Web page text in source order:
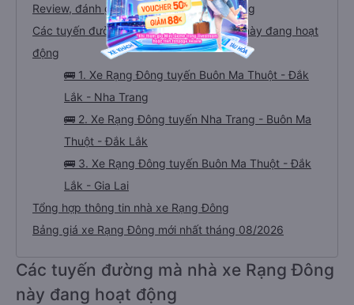
Review, đánh giá chất lượng xe Rạng Đông
Các tuyến đường mà nhà xe Rạng Đông này đang hoạt
động
🚌 1. Xe Rạng Đông tuyến Buôn Ma Thuột - Đắk
Lắk - Nha Trang
🚌 2. Xe Rạng Đông tuyến Nha Trang - Buôn Ma
Thuột - Đắk Lắk
🚌 3. Xe Rạng Đông tuyến Buôn Ma Thuột - Đắk
Lắk - Gia Lai
Tổng hợp thông tin nhà xe Rạng Đông
Bảng giá xe Rạng Đông mới nhất tháng 08/2026
Các tuyến đường mà nhà xe Rạng Đông
này đang hoạt động